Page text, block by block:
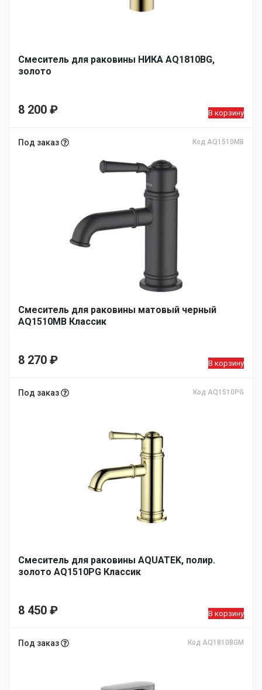
Смеситель для раковины НИКА AQ1810BG,
золото
8 200 ₽ В корзину
Под заказ Код AQ1510MB
Смеситель для раковины матовый черный
AQ1510MB Классик
8 270 ₽ В корзину
Под заказ Код AQ1510PG
Смеситель для раковины AQUATEK, полир.
золото AQ1510PG Классик
8 450 ₽ В корзину
Под заказ Код AQ1810BGM